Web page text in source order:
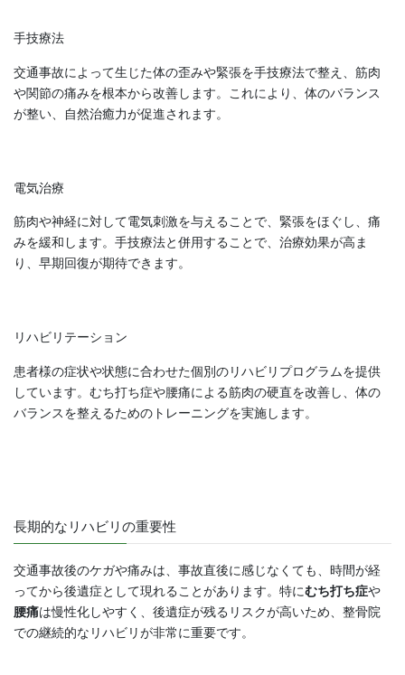
手技療法
交通事故によって生じた体の歪みや緊張を手技療法で整え、筋肉
や関節の痛みを根本から改善します。これにより、体のバランス
が整い、自然治癒力が促進されます。
電気治療
筋肉や神経に対して電気刺激を与えることで、緊張をほぐし、痛
みを緩和します。手技療法と併用することで、治療効果が高ま
り、早期回復が期待できます。
リハビリテーション
患者様の症状や状態に合わせた個別のリハビリプログラムを提供
しています。むち打ち症や腰痛による筋肉の硬直を改善し、体の
バランスを整えるためのトレーニングを実施します。
長期的なリハビリの重要性
交通事故後のケガや痛みは、事故直後に感じなくても、時間が経
ってから後遺症として現れることがあります。特にむち打ち症や
腰痛は慢性化しやすく、後遺症が残るリスクが高いため、整骨院
での継続的なリハビリが非常に重要です。